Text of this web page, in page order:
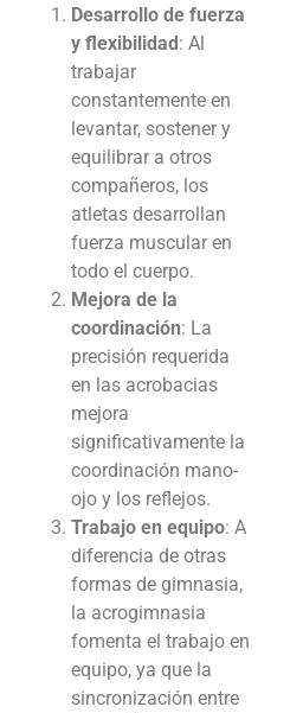
Desarrollo de fuerza
y flexibilidad: Al
trabajar
constantemente en
levantar, sostener y
equilibrar a otros
compañeros, los
atletas desarrollan
fuerza muscular en
todo el cuerpo.
Mejora de la
coordinación: La
precisión requerida
en las acrobacias
mejora
significativamente la
coordinación mano-
ojo y los reflejos.
Trabajo en equipo: A
diferencia de otras
formas de gimnasia,
la acrogimnasia
fomenta el trabajo en
equipo, ya que la
sincronización entre